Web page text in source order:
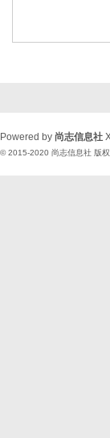
Powered by 尚志信息社
© 2015-2020 尚志信息社 版